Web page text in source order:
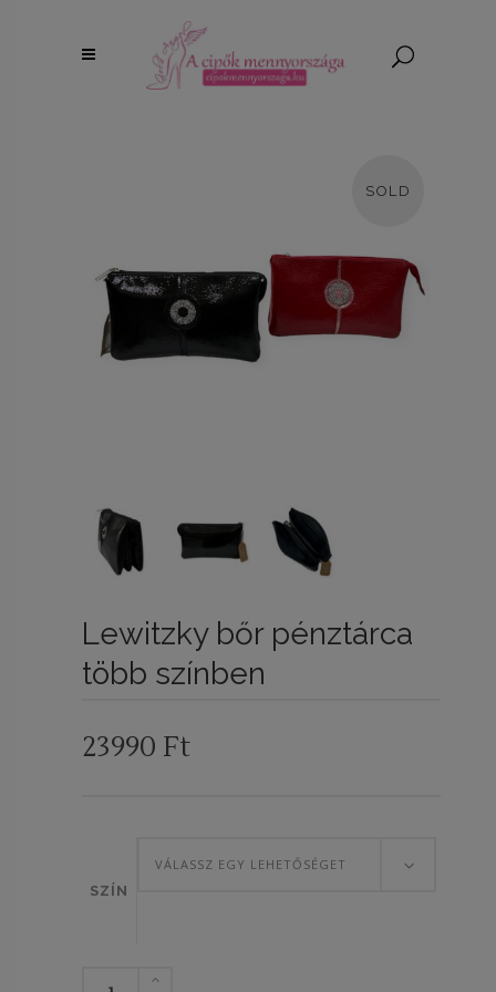
SOLD
Lewitzky bőr pénztárca
több színben
23990 Ft
SZÍN
VÁLASSZ EGY LEHETŐSÉGET